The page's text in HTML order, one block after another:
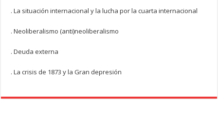
. La situación internacional y la lucha por la cuarta internacional
. Neoliberalismo (anti)neoliberalismo
. Deuda externa
. La crisis de 1873 y la Gran depresión